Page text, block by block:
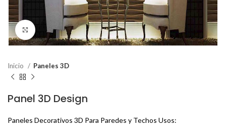
Click to enlarge
Inicio Paneles 3D
Panel 3D Design
Paneles Decorativos 3D Para Paredes y Techos Usos: